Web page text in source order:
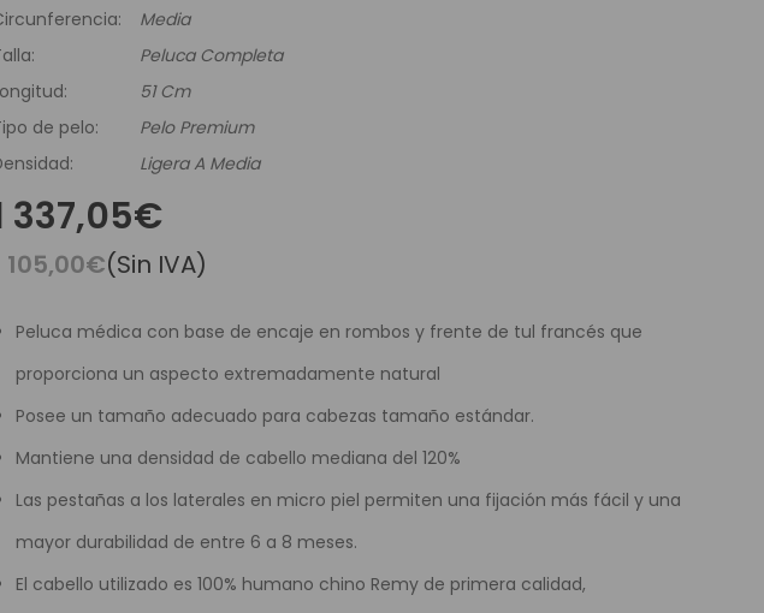
Catálogo De Colores
Media
Peluca Completa
51 Cm
de pelo:
Pelo Premium
Ligera A Media
337,05€
105,00€(Sin IVA)
Peluca médica con base de encaje en rombos y frente de tul francés que
proporciona un aspecto extremadamente natural
Posee un tamaño adecuado para cabezas tamaño estándar.
Mantiene una densidad de cabello mediana del 120%
Las pestañas a los laterales en micro piel permiten una fijación más fácil y una
mayor durabilidad de entre 6 a 8 meses.
El cabello utilizado es 100% humano chino Remy de primera calidad,